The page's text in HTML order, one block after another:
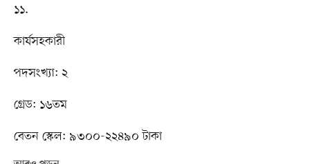
১১.
কার্যসহকারী
পদসংখ্যা: ২
গ্রেড: ১৬তম
বেতন স্কেল: ৯৩০০-২২৪৯০ টাকা